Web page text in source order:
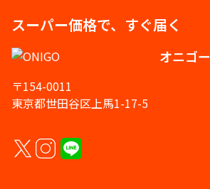
スーパー価格で、すぐ届く
オニゴー
〒154-0011
東京都世田谷区上馬1-17-5